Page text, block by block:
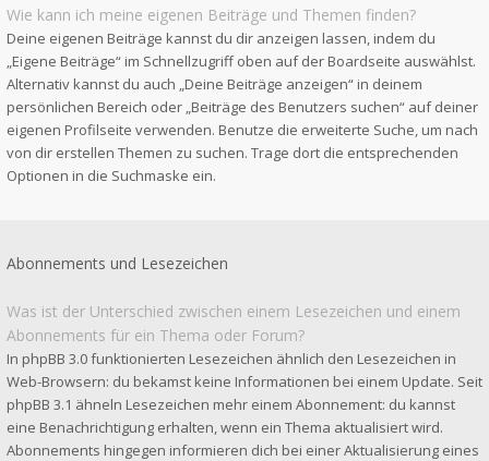
Wie kann ich meine eigenen Beiträge und Themen finden?
Deine eigenen Beiträge kannst du dir anzeigen lassen, indem du
„Eigene Beiträge“ im Schnellzugriff oben auf der Boardseite auswählst.
Alternativ kannst du auch „Deine Beiträge anzeigen“ in deinem
persönlichen Bereich oder „Beiträge des Benutzers suchen“ auf deiner
eigenen Profilseite verwenden. Benutze die erweiterte Suche, um nach
von dir erstellen Themen zu suchen. Trage dort die entsprechenden
Optionen in die Suchmaske ein.
Abonnements und Lesezeichen
Was ist der Unterschied zwischen einem Lesezeichen und einem
Abonnements für ein Thema oder Forum?
In phpBB 3.0 funktionierten Lesezeichen ähnlich den Lesezeichen in
Web-Browsern: du bekamst keine Informationen bei einem Update. Seit
phpBB 3.1 ähneln Lesezeichen mehr einem Abonnement: du kannst
eine Benachrichtigung erhalten, wenn ein Thema aktualisiert wird.
Abonnements hingegen informieren dich bei einer Aktualisierung eines